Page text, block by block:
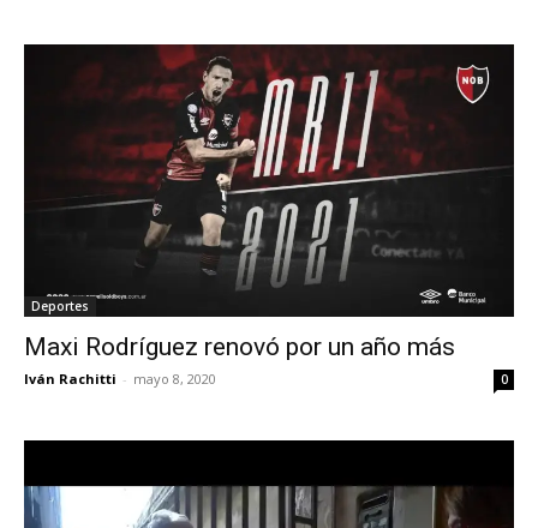
Deportes
Maxi Rodríguez renovó por un año más
Iván Rachitti - mayo 8, 2020 0